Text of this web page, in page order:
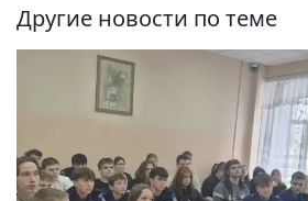
Другие новости по теме